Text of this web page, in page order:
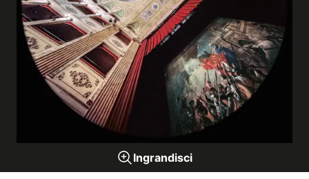
Città
Stili architettonici
Elementi architettonici
Architetti e autori
Gallerie a tema
Ingrandisci